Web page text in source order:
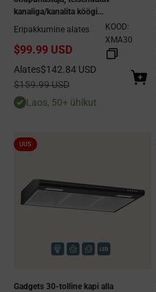
kanaliga/kanalita köögi
õhupuhastaja, õhuke 3-käiguline
väljatõmbeventilaator LED-tulede ja
võrgust filtritega – hõbedane
Eripakkumine alates
$99.99 USD
KOOD:
XMA30
Allahindlushind
Alates$142.84 USD
Tavaline hind
$159.99 USD
Laos, 50+ ühikut
UUS
Gadgets 30-tolline kapi alla